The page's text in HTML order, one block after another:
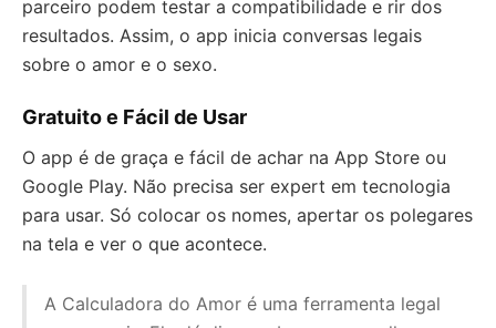
parceiro podem testar a compatibilidade e rir dos
resultados. Assim, o app inicia conversas legais
sobre o amor e o sexo.
Gratuito e Fácil de Usar
O app é de graça e fácil de achar na App Store ou
Google Play. Não precisa ser expert em tecnologia
para usar. Só colocar os nomes, apertar os polegares
na tela e ver o que acontece.
A Calculadora do Amor é uma ferramenta legal